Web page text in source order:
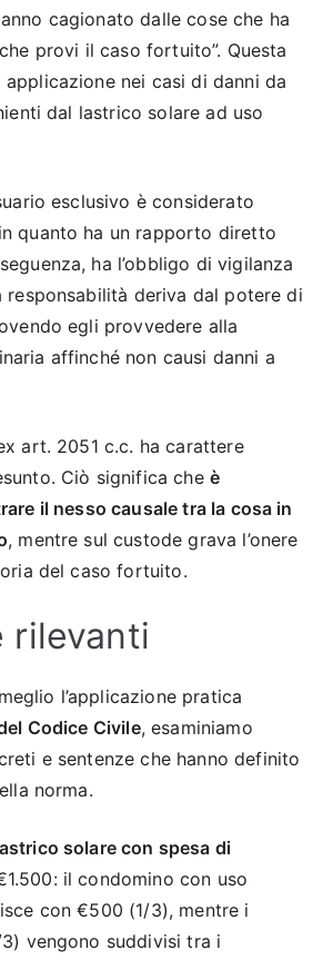
cagionato dalle cose che ha
provi il caso fortuito”. Questa
nei casi di danni da
dal lastrico solare ad uso
esclusivo è considerato
quanto ha un rapporto diretto
ha l’obbligo di vigilanza
responsabilità deriva dal potere di
egli provvedere alla
affinché non causi danni a
art. 2051 c.c. ha carattere
Ciò significa che è
il nesso causale tra la cosa in
, mentre sul custode grava l’onere
del caso fortuito.
rilevanti
l’applicazione pratica
Codice Civile, esaminiamo
e sentenze che hanno definito
norma.
solare con spesa di
il condomino con uso
con €500 (1/3), mentre i
vengono suddivisi tra i